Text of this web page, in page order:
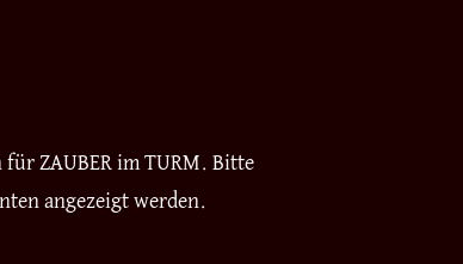
ZAUBER im TURM. Bitte
angezeigt werden.